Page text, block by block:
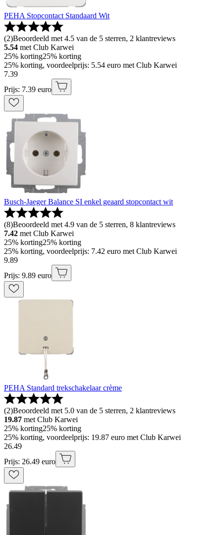
PEHA Stopcontact Standaard Wit
(2)Beoordeeld met 4.5 van de 5 sterren, 2 klantreviews
5.54 met Club Karwei
25% korting25% korting
25% korting, voordeelprijs: 5.54 euro met Club Karwei
7.39
Prijs: 7.39 euro
Busch-Jaeger Balance SI enkel geaard stopcontact wit
(8)Beoordeeld met 4.9 van de 5 sterren, 8 klantreviews
7.42 met Club Karwei
25% korting25% korting
25% korting, voordeelprijs: 7.42 euro met Club Karwei
9.89
Prijs: 9.89 euro
PEHA Standard trekschakelaar crème
(2)Beoordeeld met 5.0 van de 5 sterren, 2 klantreviews
19.87 met Club Karwei
25% korting25% korting
25% korting, voordeelprijs: 19.87 euro met Club Karwei
26.49
Prijs: 26.49 euro